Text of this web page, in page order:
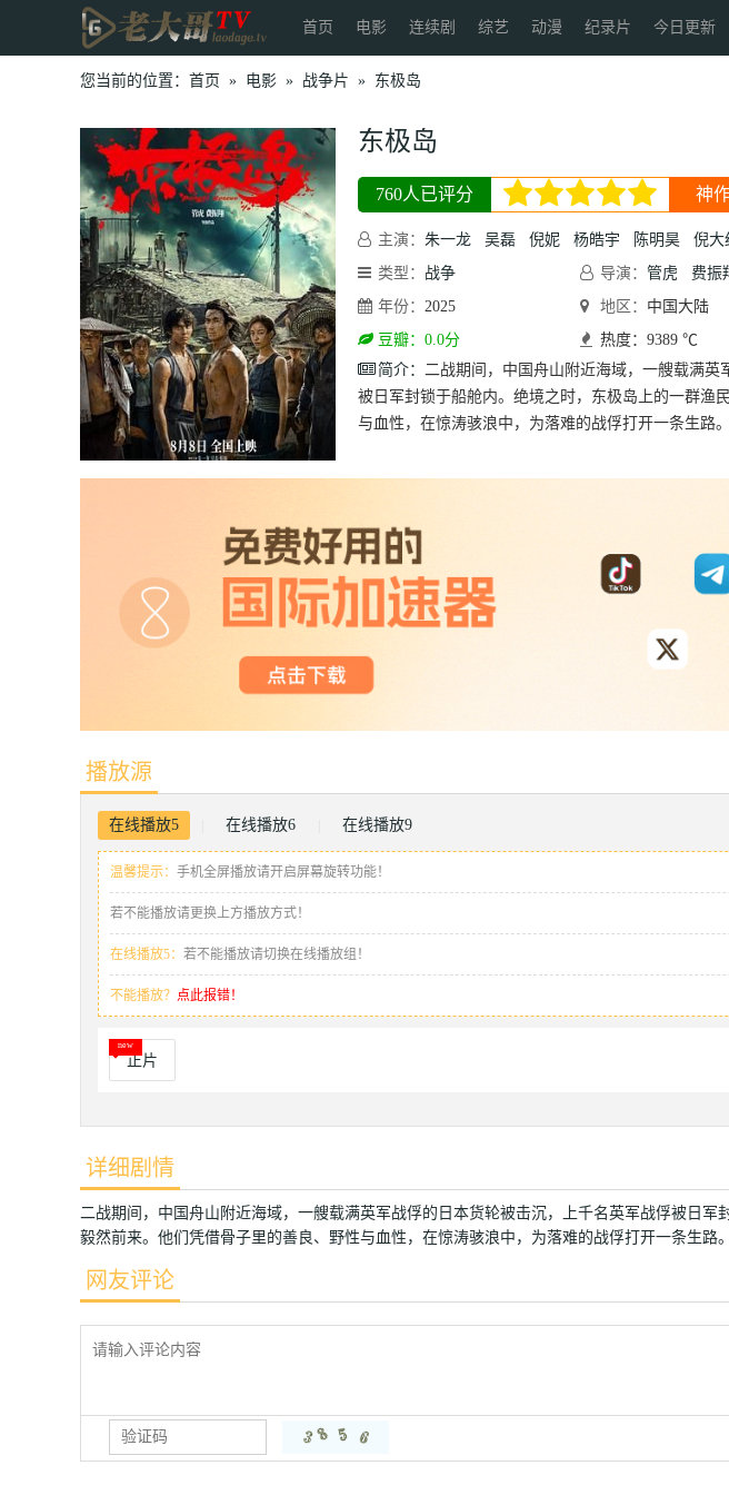
首页 电影 连续剧 综艺 动漫 纪录片 今日更新
您当前的位置： 首页 » 电影 » 战争片 » 东极岛
东极岛
760人已评分 神
主演： 朱一龙 吴磊 倪妮 杨皓宇 陈明昊 倪大
类型： 战争 导演： 管虎 费振
年份： 2025 地区： 中国大陆
豆瓣：0.0分
热度：9389 ℃
简介： 二战期间，中国舟山附近海域，一艘载满
被日军封锁于船舱内。绝境之时，东极岛上的一群渔
与血性，在惊涛骇浪中，为落难的战俘打开一条生路
播放源
在线播放5 在线播放6 在线播放9
温馨提示： 手机全屏播放请开启屏幕旋转功能！
若不能播放请更换上方播放方式！
在线播放5： 若不能播放请切换在线播放组！
不能播放？ 点此报错！
正片
详细剧情
二战期间，中国舟山附近海域，一艘载满英军战俘的日本货轮被击沉，上千名英军战俘被日军
毅然前来。他们凭借骨子里的善良、野性与血性，在惊涛骇浪中，为落难的战俘打开一条生路。
网友评论